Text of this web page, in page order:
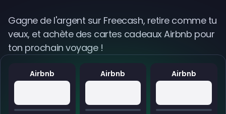
Airbnb Airbnb Airbnb
Gagne de l'argent sur Freecash, retire comme tu
veux, et achète des cartes cadeaux Airbnb pour
ton prochain voyage !